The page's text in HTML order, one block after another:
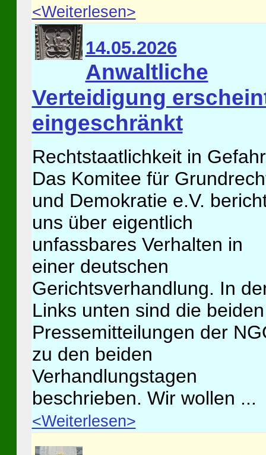
<Weiterlesen>
14.05.2026
Anwaltliche
Verteidigung
eingeschränkt
Rechtstaatlichkeit in Gefahr
Das Komitee für
und Demokratie e.V.
uns über eigentlich
unfassbares Verhalten in
einer deutschen
Gerichtsverhandlung. In
Links unten sind die beiden
Pressemitteilungen der
zu den beiden
Verhandlungstagen
beschrieben. Wir wollen ...
<Weiterlesen>